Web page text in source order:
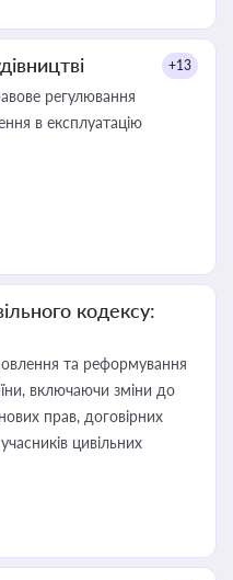
+13
регулювання
в експлуатацію
кодексу:
та реформування
включаючи зміни до
прав, договірних
цивільних